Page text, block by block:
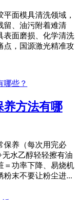
面模具清洗领域，
留、油污附着难清
表面磨损、化学清洗
点，国源激光精准攻
养方法有哪
保养（每次用完必
水乙醇轻轻擦有油
＝功率下降、易烧机
粉末不要让粉尘进...